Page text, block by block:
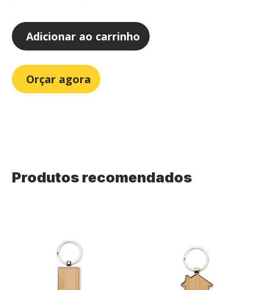
Adicionar ao carrinho
Orçar agora
Produtos recomendados